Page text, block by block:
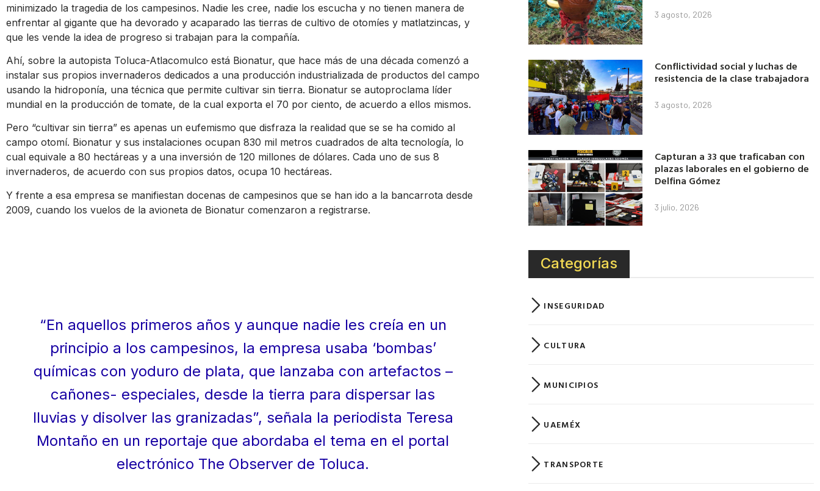
minimizado la tragedia de los campesinos. Nadie les cree, nadie los escucha y no tienen manera de
enfrentar al gigante que ha devorado y acaparado las tierras de cultivo de otomíes y matlatzincas, y
que les vende la idea de progreso si trabajan para la compañía.
Ahí, sobre la autopista Toluca-Atlacomulco está Bionatur, que hace más de una década comenzó a
instalar sus propios invernaderos dedicados a una producción industrializada de productos del campo
usando la hidroponía, una técnica que permite cultivar sin tierra. Bionatur se autoproclama líder
mundial en la producción de tomate, de la cual exporta el 70 por ciento, de acuerdo a ellos mismos.
Pero “cultivar sin tierra” es apenas un eufemismo que disfraza la realidad que se se ha comido al
campo otomí. Bionatur y sus instalaciones ocupan 830 mil metros cuadrados de alta tecnología, lo
cual equivale a 80 hectáreas y a una inversión de 120 millones de dólares. Cada uno de sus 8
invernaderos, de acuerdo con sus propios datos, ocupa 10 hectáreas.
Y frente a esa empresa se manifiestan docenas de campesinos que se han ido a la bancarrota desde
2009, cuando los vuelos de la avioneta de Bionatur comenzaron a registrarse.
“En aquellos primeros años y aunque nadie les creía en un
principio a los campesinos, la empresa usaba ‘bombas’
químicas con yoduro de plata, que lanzaba con artefactos –
cañones- especiales, desde la tierra para dispersar las
lluvias y disolver las granizadas”, señala la periodista Teresa
Montaño en un reportaje que abordaba el tema en el portal
electrónico The Observer de Toluca.
3 agosto, 2026
Conflictividad social y luchas de
resistencia de la clase trabajadora
3 agosto, 2026
Capturan a 33 que traficaban con
plazas laborales en el gobierno de
Delfina Gómez
3 julio, 2026
Categorías
INSEGURIDAD
CULTURA
MUNICIPIOS
UAEMÉX
TRANSPORTE